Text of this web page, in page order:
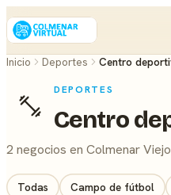
Inicio Deportes Centro
DEPORTES
Centro
2 negocios en Colmenar
Todas Campo de fútbol